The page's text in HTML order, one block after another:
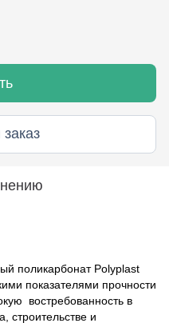
поликарбонат Polyplast
показателями прочности
востребованность в
строительстве и